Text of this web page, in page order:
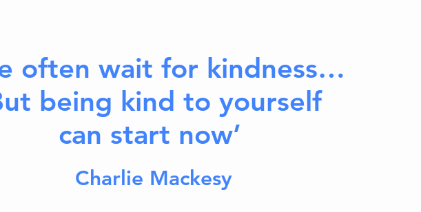
often wait for kindness…
being kind to yourself
can start now’
Charlie Mackesy